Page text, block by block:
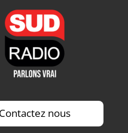
Contactez nous